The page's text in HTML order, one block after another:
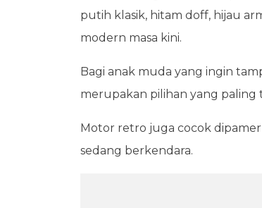
putih klasik, hitam doff, hijau
modern masa kini.
Bagi anak muda yang ingin
merupakan pilihan yang paling
Motor retro juga cocok
sedang berkendara.